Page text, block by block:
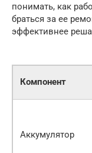
понимать, как
браться за ее
эффективнее
Компонент
Аккумулятор